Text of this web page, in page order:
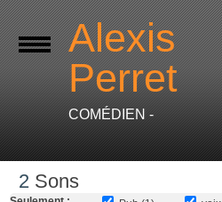
Alexis
Perret
COMÉDIEN -
2 Sons